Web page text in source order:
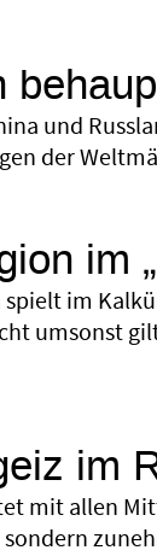
und
der
im
im
umsonst
im
mit allen